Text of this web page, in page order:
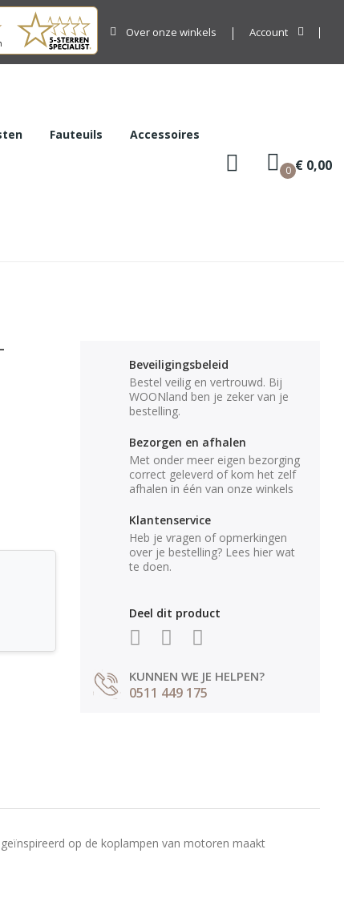
Over onze winkels Account
Fauteuils Accessoires
0 € 0,00
Beveiligingsbeleid
Bestel veilig en vertrouwd. Bij
WOONland ben je zeker van je
bestelling.
Bezorgen en afhalen
Met onder meer eigen bezorging
correct geleverd of kom het zelf
afhalen in één van onze winkels
Klantenservice
Heb je vragen of opmerkingen
over je bestelling? Lees hier wat
te doen.
Deel dit product
KUNNEN WE JE HELPEN?
0511 449 175
op de koplampen van motoren maakt